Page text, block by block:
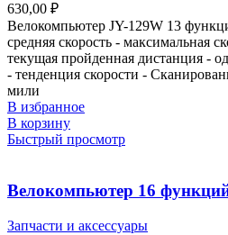
630,00 ₽
Велокомпьютер JY-129W 13
средняя скорость - максимальная
текущая пройденная дистанция -
- тенденция скорости -
мили
В избранное
В корзину
Быстрый просмотр
Велокомпьютер 16
Запчасти и аксессуары